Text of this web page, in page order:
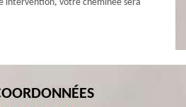
intervention, votre cheminée sera